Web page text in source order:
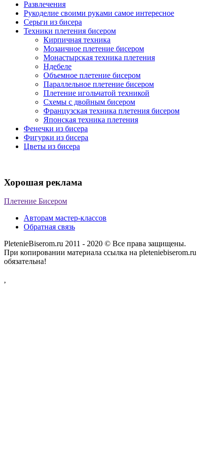
Развлечения
Рукоделие своими руками самое интересное
Серьги из бисера
Техники плетения бисером
Кирпичная техника
Мозаичное плетение бисером
Монастырская техника плетения
Ндебеле
Объемное плетение бисером
Параллельное плетение бисером
Плетение игольчатой техникой
Схемы с двойным бисером
Французская техника плетения бисером
Японская техника плетения
Фенечки из бисера
Фигурки из бисера
Цветы из бисера
Хорошая реклама
Плетение Бисером
Авторам мастер-классов
Обратная связь
PletenieBiserom.ru 2011 - 2020 © Все права защищены.
При копировании материала ссылка на pleteniebiserom.ru
обязательна!
,